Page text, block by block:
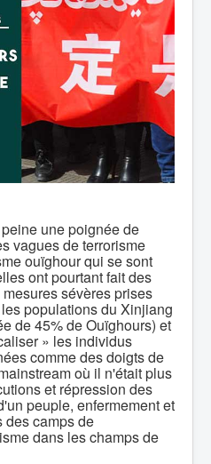
une poignée de
vagues de terrorisme
ouïghour qui se sont
ont pourtant fait des
sévères prises
populations du Xinjiang
de 45% de Ouïghours) et
» les individus
comme des doigts de
où il n'était plus
et répression des
peuple, enfermement et
des camps de
dans les champs de